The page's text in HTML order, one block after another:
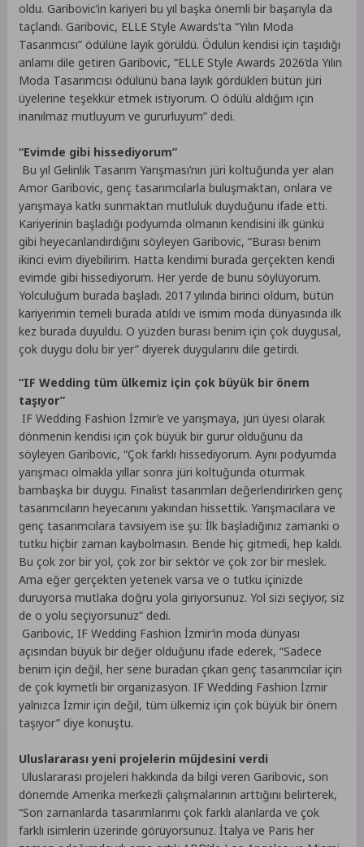
oldu. Garibovic’in kariyeri bu yıl başka önemli bir başarıyla da
taçlandı. Garibovic, ELLE Style Awards’ta “Yılın Moda
Tasarımcısı” ödülüne layık görüldü. Ödülün kendisi için taşıdığı
anlamı dile getiren Garibovic, “ELLE Style Awards 2026’da Yılın
Moda Tasarımcısı ödülünü bana layık gördükleri bütün jüri
üyelerine teşekkür etmek istiyorum. O ödülü aldığım için
inanılmaz mutluyum ve gururluyum” dedi.
“Evimde gibi hissediyorum”
Bu yıl Gelinlik Tasarım Yarışması’nın jüri koltuğunda yer alan
Amor Garibovic, genç tasarımcılarla buluşmaktan, onlara ve
yarışmaya katkı sunmaktan mutluluk duyduğunu ifade etti.
Kariyerinin başladığı podyumda olmanın kendisini ilk günkü
gibi heyecanlandırdığını söyleyen Garibovic, “Burası benim
ikinci evim diyebilirim. Hatta kendimi burada gerçekten kendi
evimde gibi hissediyorum. Her yerde de bunu söylüyorum.
Yolculuğum burada başladı. 2017 yılında birinci oldum, bütün
kariyerimin temeli burada atıldı ve ismim moda dünyasında ilk
kez burada duyuldu. O yüzden burası benim için çok duygusal,
çok duygu dolu bir yer” diyerek duygularını dile getirdi.
“IF Wedding tüm ülkemiz için çok büyük bir önem
taşıyor”
IF Wedding Fashion İzmir’e ve yarışmaya, jüri üyesi olarak
dönmenin kendisi için çok büyük bir gurur olduğunu da
söyleyen Garibovic, “Çok farklı hissediyorum. Aynı podyumda
yarışmacı olmakla yıllar sonra jüri koltuğunda oturmak
bambaşka bir duygu. Finalist tasarımları değerlendirirken genç
tasarımcıların heyecanını yakından hissettik. Yarışmacılara ve
genç tasarımcılara tavsiyem ise şu: İlk başladığınız zamanki o
tutku hiçbir zaman kaybolmasın. Bende hiç gitmedi, hep kaldı.
Bu çok zor bir yol, çok zor bir sektör ve çok zor bir meslek.
Ama eğer gerçekten yetenek varsa ve o tutku içinizde
duruyorsa mutlaka doğru yola giriyorsunuz. Yol sizi seçiyor, siz
de o yolu seçiyorsunuz” dedi.
Garibovic, IF Wedding Fashion İzmir’in moda dünyası
açısından büyük bir değer olduğunu ifade ederek, “Sadece
benim için değil, her sene buradan çıkan genç tasarımcılar için
de çok kıymetli bir organizasyon. IF Wedding Fashion İzmir
yalnızca İzmir için değil, tüm ülkemiz için çok büyük bir önem
taşıyor” diye konuştu.
Uluslararası yeni projelerin müjdesini verdi
Uluslararası projeleri hakkında da bilgi veren Garibovic, son
dönemde Amerika merkezli çalışmalarının arttığını belirterek,
“Son zamanlarda tasarımlarımı çok farklı alanlarda ve çok
farklı isimlerin üzerinde görüyorsunuz. İtalya ve Paris her